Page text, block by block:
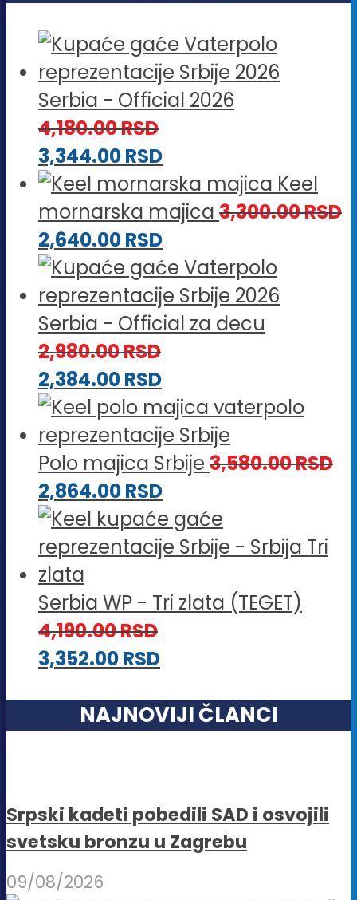
Serbia - Official 2026
4,180.00RSD
3,344.00RSD
Keel
mornarska majica 3,300.00RSD
2,640.00RSD
Serbia - Official za decu
2,980.00RSD
2,384.00RSD
Polo majica Srbije 3,580.00RSD
2,864.00RSD
Serbia WP - Tri zlata (TEGET)
4,190.00RSD
3,352.00RSD
NAJNOVIJI ČLANCI
Srpski kadeti pobedili SAD i osvojili
svetsku bronzu u Zagrebu
09/08/2026